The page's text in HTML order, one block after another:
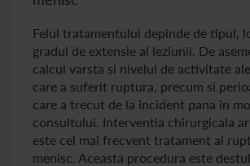
Felul tratamentului depinde de tipul,
gradul de extensie al leziunii. De
calcul varsta si nivelul de activitate
care a suferit ruptura, precum si
care a trecut de la incident pana in
consultului. Interventia chirurgicala
este cel mai frecvent tratament al
menisc. Aceasta procedura este